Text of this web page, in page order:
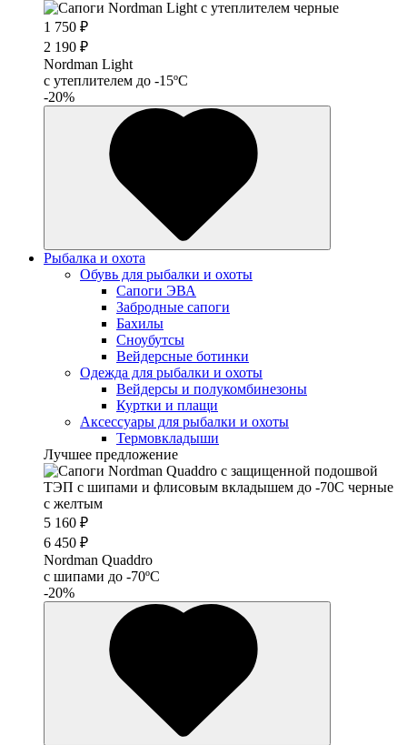
1 750 ₽
2 190 ₽
Nordman Light
c утеплителем до -15ºС
-20%
Рыбалка и охота
Обувь для рыбалки и охоты
Сапоги ЭВА
Забродные сапоги
Бахилы
Сноубутсы
Вейдерсные ботинки
Одежда для рыбалки и охоты
Вейдерсы и полукомбинезоны
Куртки и плащи
Аксессуары для рыбалки и охоты
Термовкладыши
Лучшее предложение
5 160 ₽
6 450 ₽
Nordman Quaddro
с шипами до -70ºС
-20%